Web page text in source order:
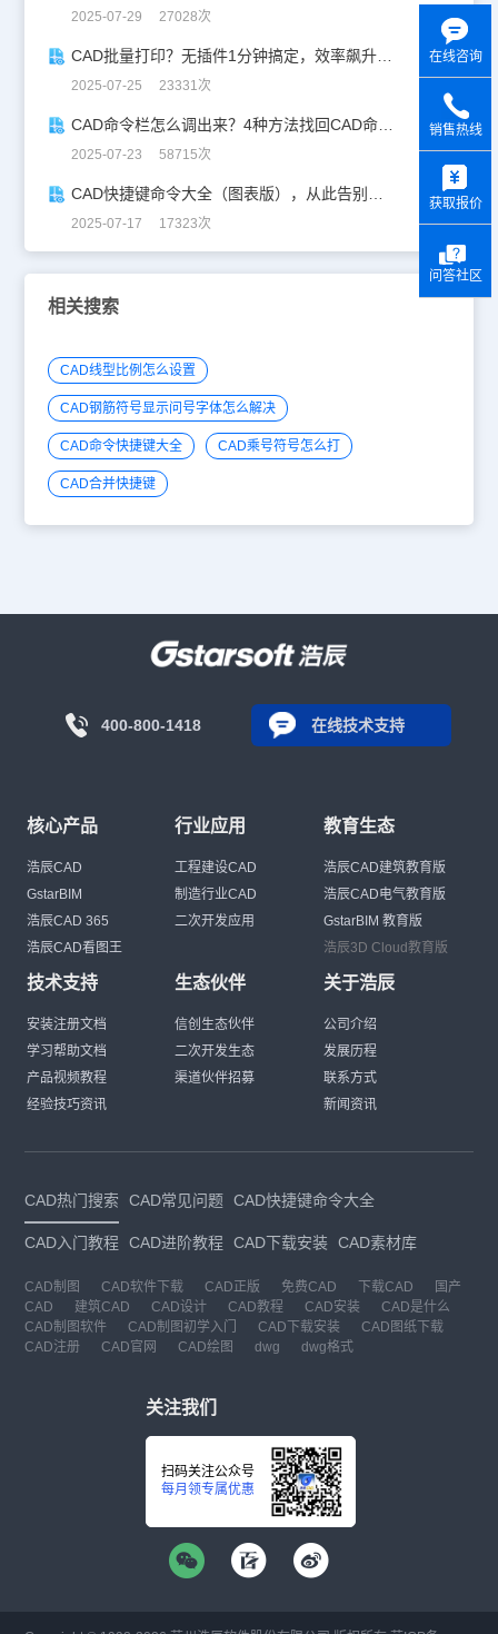
2025-07-29 27028次
CAD批量打印？无插件1分钟搞定，效率飙升90%！
2025-07-25 23331次
CAD命令栏怎么调出来？4种方法找回CAD命令栏
2025-07-23 58715次
2025-07-17 17323次
相关搜索
CAD线型比例怎么设置
CAD钢筋符号显示问号字体怎么解决
CAD命令快捷键大全 CAD乘号符号怎么打
CAD合并快捷键
400-800-1418 在线技术支持
核心产品
浩辰CAD
GstarBIM
浩辰CAD 365
浩辰CAD看图王
行业应用
工程建设CAD
制造行业CAD
二次开发应用
教育生态
浩辰CAD建筑教育版
浩辰CAD电气教育版
GstarBIM 教育版
浩辰3D Cloud教育版
技术支持
安装注册文档
学习帮助文档
产品视频教程
经验技巧资讯
生态伙伴
信创生态伙伴
二次开发生态
渠道伙伴招募
关于浩辰
公司介绍
发展历程
联系方式
新闻资讯
CAD热门搜索 CAD常见问题 CAD快捷键命令大全
CAD入门教程 CAD进阶教程 CAD下载安装 CAD素材库
CAD制图 CAD软件下载 CAD正版 免费CAD 下载CAD
国产
CAD
建筑CAD CAD设计 CAD教程 CAD安装
CAD是什么
CAD制图软件
CAD制图初学入门 CAD下载安装
CAD图纸下载
CAD注册
CAD官网 CAD绘图 dwg dwg格式
关注我们
扫码关注公众号
每月领专属优惠
在线咨询
销售热线
获取报价
问答社区